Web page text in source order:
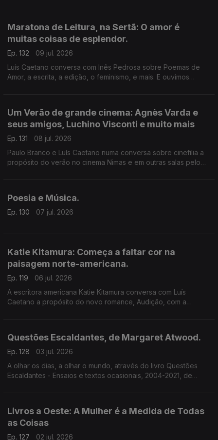
Maratona de Leitura, na Sertã: O amor é
muitas coisas de esplendor.
Ep. 132
09 jul. 2026
Luís Caetano conversa com Inês Pedrosa sobre Poemas de
Amor, a escrita, a edição, o feminismo, e mais. E ouvimos
Um Verão de grande cinema: Agnès Varda e
seus amigos, Luchino Visconti e muito mais
Ep. 131
08 jul. 2026
Paulo Branco e Luís Caetano numa conversa sobre cinefilia a
propósito do verão no cinema Nimas e em outras salas pelo
Poesia e Música.
Ep. 130 07 jul. 2026
Katie Kitamura: Começa a faltar cor na
paisagem norte-americana.
Ep. 119
06 jul. 2026
A escritora americana Katie Kitamura conversa com Luís
Caetano a propósito do novo romance, Audição, com a
Questões Escaldantes, de Margaret Atwood.
Ep. 128
03 jul. 2026
A olhar os dias, a olhar o mundo, através do livro Questões
Escaldantes - Ensaios e textos ocasionais, 2004-2021, de
Livros a Oeste: A Mulher é a Medida de Todas
as Coisas
Ep. 127
02 jul. 2026